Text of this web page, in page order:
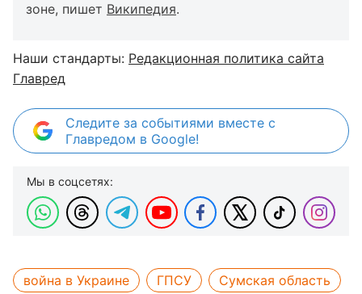
зоне, пишет Википедия.
Наши стандарты: Редакционная политика сайта
Главред
Следите за событиями вместе с
Главредом в Google!
Мы в соцсетях:
война в Украине ГПСУ
Сумская область